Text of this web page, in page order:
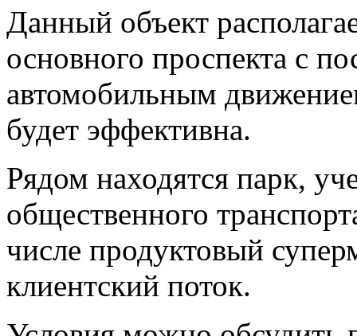
Данный объект
основного проспекта с
автомобильным
будет эффективна.
Рядом находятся парк,
общественного
числе продуктовый
клиентский поток.